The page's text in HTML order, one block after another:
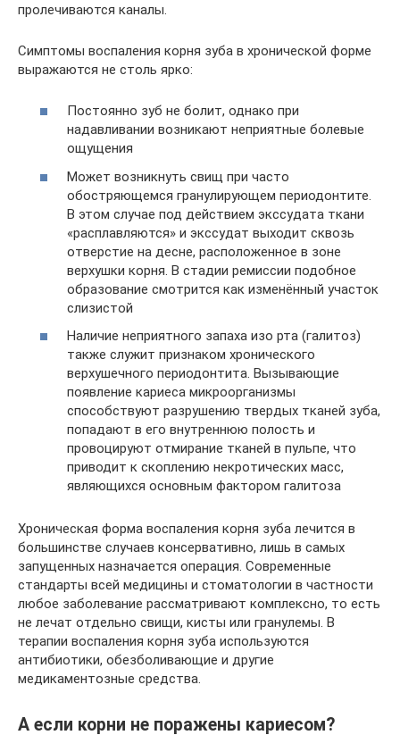
пролечиваются каналы.
Симптомы воспаления корня зуба в хронической форме
выражаются не столь ярко:
Постоянно зуб не болит, однако при
надавливании возникают неприятные болевые
ощущения
Может возникнуть свищ при часто
обостряющемся гранулирующем периодонтите.
В этом случае под действием экссудата ткани
«расплавляются» и экссудат выходит сквозь
отверстие на десне, расположенное в зоне
верхушки корня. В стадии ремиссии подобное
образование смотрится как изменённый участок
слизистой
Наличие неприятного запаха изо рта (галитоз)
также служит признаком хронического
верхушечного периодонтита. Вызывающие
появление кариеса микроорганизмы
способствуют разрушению твердых тканей зуба,
попадают в его внутреннюю полость и
провоцируют отмирание тканей в пульпе, что
приводит к скоплению некротических масс,
являющихся основным фактором галитоза
Хроническая форма воспаления корня зуба лечится в
большинстве случаев консервативно, лишь в самых
запущенных назначается операция. Современные
стандарты всей медицины и стоматологии в частности
любое заболевание рассматривают комплексно, то есть
не лечат отдельно свищи, кисты или гранулемы. В
терапии воспаления корня зуба используются
антибиотики, обезболивающие и другие
медикаментозные средства.
А если корни не поражены кариесом?